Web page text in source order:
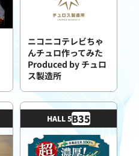
ニコニコテレビちゃ
んチュロ作ってみた
Produced by チュロ
ス製造所
HALL 5B35